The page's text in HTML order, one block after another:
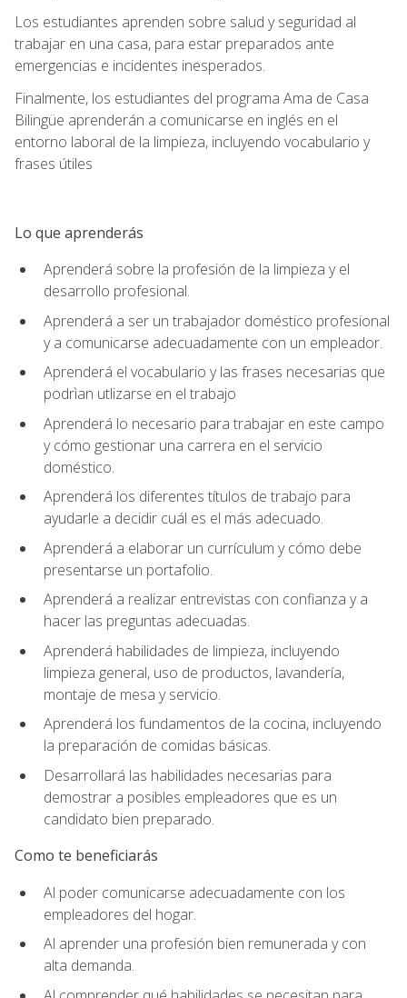
Los estudiantes aprenden sobre salud y seguridad al
trabajar en una casa, para estar preparados ante
emergencias e incidentes inesperados.
Finalmente, los estudiantes del programa Ama de Casa
Bilingüe aprenderán a comunicarse en inglés en el
entorno laboral de la limpieza, incluyendo vocabulario y
frases útiles
Lo que aprenderás
Aprenderá sobre la profesión de la limpieza y el
desarrollo profesional.
Aprenderá a ser un trabajador doméstico profesional
y a comunicarse adecuadamente con un empleador.
Aprenderá el vocabulario y las frases necesarias que
podrìan utlizarse en el trabajo
Aprenderá lo necesario para trabajar en este campo
y cómo gestionar una carrera en el servicio
doméstico.
Aprenderá los diferentes títulos de trabajo para
ayudarle a decidir cuál es el más adecuado.
Aprenderá a elaborar un currículum y cómo debe
presentarse un portafolio.
Aprenderá a realizar entrevistas con confianza y a
hacer las preguntas adecuadas.
Aprenderá habilidades de limpieza, incluyendo
limpieza general, uso de productos, lavandería,
montaje de mesa y servicio.
Aprenderá los fundamentos de la cocina, incluyendo
la preparación de comidas básicas.
Desarrollará las habilidades necesarias para
demostrar a posibles empleadores que es un
candidato bien preparado.
Como te beneficiarás
Al poder comunicarse adecuadamente con los
empleadores del hogar.
Al aprender una profesión bien remunerada y con
alta demanda.